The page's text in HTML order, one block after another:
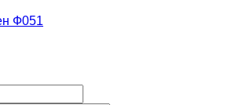
Ф051